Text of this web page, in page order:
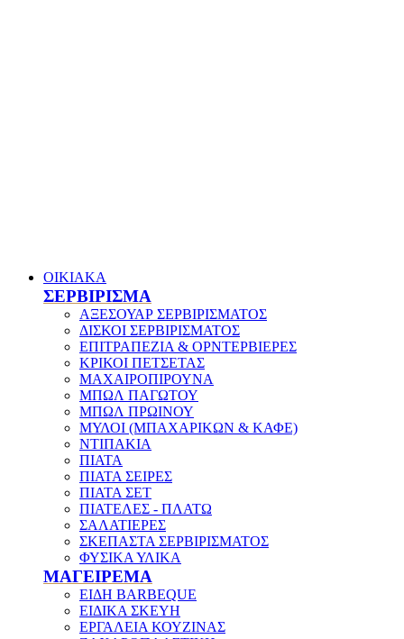
ΟΙΚΙΑΚΑ
ΣΕΡΒΙΡΙΣΜΑ
ΑΞΕΣΟΥΑΡ ΣΕΡΒΙΡΙΣΜΑΤΟΣ
ΔΙΣΚΟΙ ΣΕΡΒΙΡΙΣΜΑΤΟΣ
ΕΠΙΤΡΑΠΕΖΙΑ & ΟΡΝΤΕΡΒΙΕΡΕΣ
ΚΡΙΚΟΙ ΠΕΤΣΕΤΑΣ
ΜΑΧΑΙΡΟΠΙΡΟΥΝΑ
ΜΠΩΛ ΠΑΓΩΤΟΥ
ΜΠΩΛ ΠΡΩΙΝΟΥ
ΜΥΛΟΙ (ΜΠΑΧΑΡΙΚΩΝ & ΚΑΦΕ)
ΝΤΙΠΑΚΙΑ
ΠΙΑΤΑ
ΠΙΑΤΑ ΣΕΙΡΕΣ
ΠΙΑΤΑ ΣΕΤ
ΠΙΑΤΕΛΕΣ - ΠΛΑΤΩ
ΣΑΛΑΤΙΕΡΕΣ
ΣΚΕΠΑΣΤΑ ΣΕΡΒΙΡΙΣΜΑΤΟΣ
ΦΥΣΙΚΑ ΥΛΙΚΑ
ΜΑΓΕΙΡΕΜΑ
ΕΙΔΗ BARBEQUE
ΕΙΔΙΚΑ ΣΚΕΥΗ
ΕΡΓΑΛΕΙΑ ΚΟΥΖΙΝΑΣ